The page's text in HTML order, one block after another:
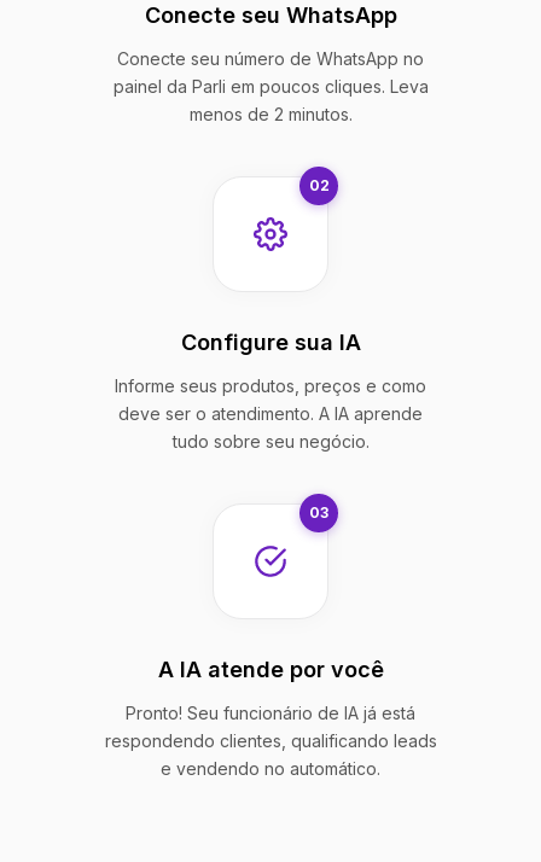
Conecte seu WhatsApp
Conecte seu número de WhatsApp no
painel da Parli em poucos cliques. Leva
menos de 2 minutos.
02
Configure sua IA
Informe seus produtos, preços e como
deve ser o atendimento. A IA aprende
tudo sobre seu negócio.
03
A IA atende por você
Pronto! Seu funcionário de IA já está
respondendo clientes, qualificando leads
e vendendo no automático.